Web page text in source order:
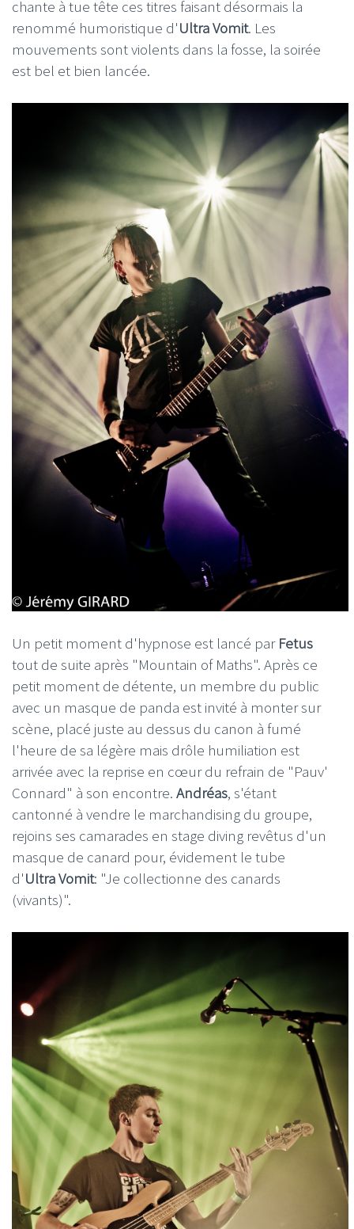
chante à tue tête ces titres faisant désormais la
renommé humoristique d'Ultra Vomit. Les
mouvements sont violents dans la fosse, la soirée
est bel et bien lancée.
Un petit moment d'hypnose est lancé par Fetus
tout de suite après "Mountain of Maths". Après ce
petit moment de détente, un membre du public
avec un masque de panda est invité à monter sur
scène, placé juste au dessus du canon à fumé
l'heure de sa légère mais drôle humiliation est
arrivée avec la reprise en cœur du refrain de "Pauv'
Connard" à son encontre. Andréas, s'étant
cantonné à vendre le marchandising du groupe,
rejoins ses camarades en stage diving revêtus d'un
masque de canard pour, évidement le tube
d'Ultra Vomit: "Je collectionne des canards
(vivants)".